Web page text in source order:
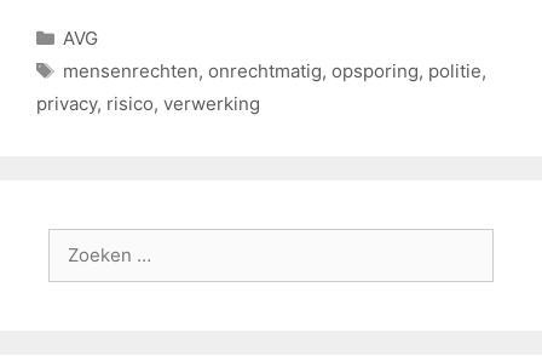
AVG
mensenrechten, onrechtmatig, opsporing, politie,
privacy, risico, verwerking